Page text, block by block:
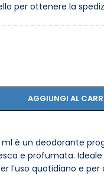
per ottenere la
AGGIUNGI AL
ml è un deodorante
e profumata.
quotidiano e per